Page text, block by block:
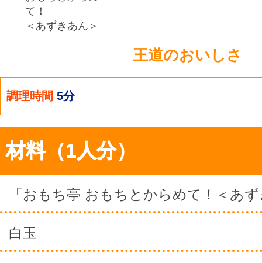
て！
＜あずきあん＞
王道のおいしさ
調理時間 5分
材料（1人分）
「おもち亭 おもちとからめて！＜あ
白玉